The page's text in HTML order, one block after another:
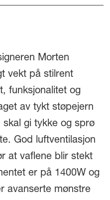
Morten
vekt på stilrent
funksjonalitet og
av tykt støpejern
gi tykke og sprø
God luftventilasjon
at vaflene blir stekt
er på 1400W og
avanserte mønstre